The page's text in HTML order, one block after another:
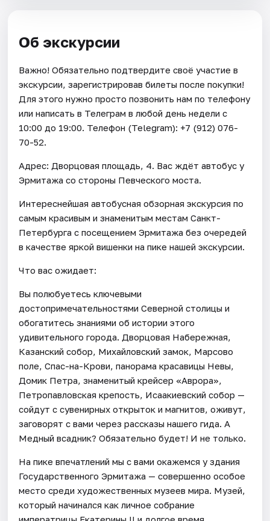
Об экскурсии
Важно! Обязательно подтвердите своё участие в
экскурсии, зарегистрировав билеты после покупки!
Для этого нужно просто позвонить нам по телефону
или написать в Телеграм в любой день недели с
10:00 до 19:00. Телефон (Telegram): +7 (912) 076-
70-52.
Адрес: Дворцовая площадь, 4. Вас ждёт автобус у
Эрмитажа со стороны Певческого моста.
Интереснейшая автобусная обзорная экскурсия по
самым красивым и знаменитым местам Санкт-
Петербурга с посещением Эрмитажа без очередей
в качестве яркой вишенки на пике нашей экскурсии.
Что вас ожидает:
Вы полюбуетесь ключевыми
достопримечательностями Северной столицы и
обогатитесь знаниями об истории этого
удивительного города. Дворцовая Набережная,
Казанский собор, Михайловский замок, Марсово
поле, Спас-на-Крови, панорама красавицы Невы,
Домик Петра, знаменитый крейсер «Аврора»,
Петропавловская крепость, Исаакиевский собор —
сойдут с сувенирных открыток и магнитов, оживут,
заговорят с вами через рассказы нашего гида. А
Медный всадник? Обязательно будет! И не только.
На пике впечатлений мы с вами окажемся у здания
Государственного Эрмитажа — совершенно особое
место среди художественных музеев мира. Музей,
который начинался как личное собрание